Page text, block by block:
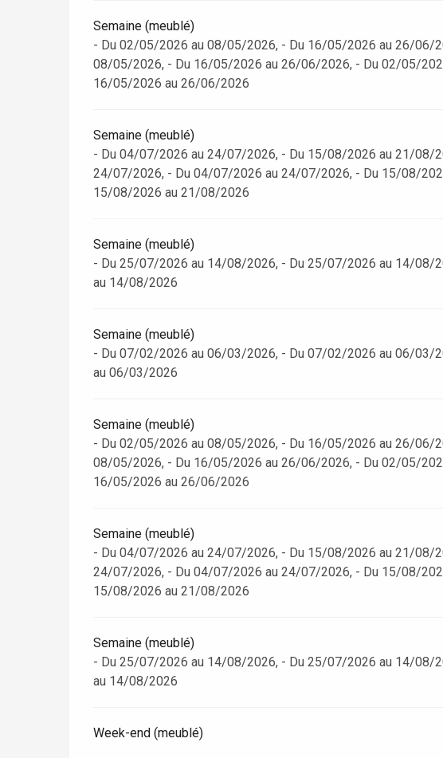
Semaine (meublé)
- Du 02/05/2026 au 08/05/2026, - Du 16/05/2026 au 26/06/
08/05/2026, - Du 16/05/2026 au 26/06/2026, - Du 02/05/
16/05/2026 au 26/06/2026
Semaine (meublé)
- Du 04/07/2026 au 24/07/2026, - Du 15/08/2026 au 21/08/
24/07/2026, - Du 04/07/2026 au 24/07/2026, - Du 15/08/
15/08/2026 au 21/08/2026
Semaine (meublé)
- Du 25/07/2026 au 14/08/2026, - Du 25/07/2026 au 14/08/
au 14/08/2026
Semaine (meublé)
- Du 07/02/2026 au 06/03/2026, - Du 07/02/2026 au 06/03/
au 06/03/2026
Semaine (meublé)
- Du 02/05/2026 au 08/05/2026, - Du 16/05/2026 au 26/06/
08/05/2026, - Du 16/05/2026 au 26/06/2026, - Du 02/05/
16/05/2026 au 26/06/2026
Semaine (meublé)
- Du 04/07/2026 au 24/07/2026, - Du 15/08/2026 au 21/08/
24/07/2026, - Du 04/07/2026 au 24/07/2026, - Du 15/08/
15/08/2026 au 21/08/2026
Semaine (meublé)
- Du 25/07/2026 au 14/08/2026, - Du 25/07/2026 au 14/08/
au 14/08/2026
Week-end (meublé)